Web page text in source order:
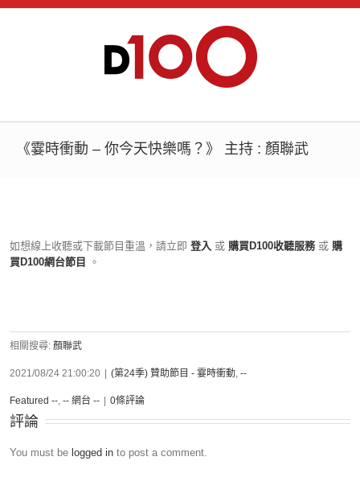
《霎時衝動 – 你今天快樂嗎？》 主持 : 顏聯武
如想線上收聽或下載節目重溫，請立即 登入 或 購買D100收聽服務 或 購
買D100網台節目
。
相關搜尋: 顏聯武
2021/08/24 21:00:20 (第24季) 贊助節目 - 霎時衝動, --
Featured --, -- 網台 -- 0條評論
評論
You must be logged in to post a comment.